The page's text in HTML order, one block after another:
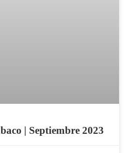
| Septiembre 2023